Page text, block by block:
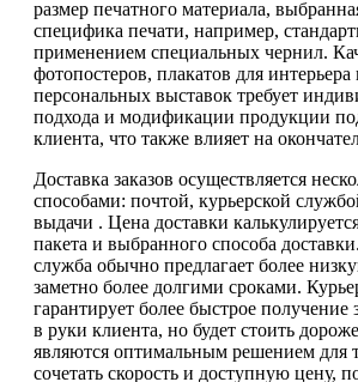
размер печатного материала,
специфика печати, например,
применением специальных чернил.
фотопостеров, плакатов для интерьера
персональных выставок требует
подхода и модификации продукции
клиента, что также влияет на
Доставка заказов осуществляется
способами: почтой, курьерской
выдачи . Цена доставки
пакета и выбранного способа
служба обычно предлагает более
заметно более долгими сроками.
гарантирует более быстрое получение
в руки клиента, но будет стоить
являются оптимальным решением для
сочетать скорость и доступную цену,